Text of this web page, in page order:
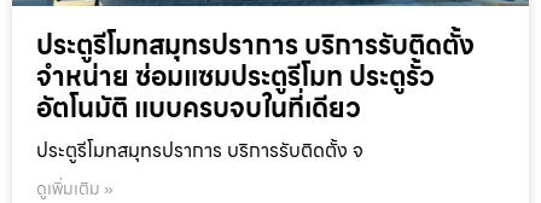
ประตูรีโมทสมุทรปราการ บริการรับติดตั้ง
จำหน่าย ซ่อมแซมประตูรีโมท ประตูรั้ว
อัตโนมัติ แบบครบจบในที่เดียว
ประตูรีโมทสมุทรปราการ บริการรับติดตั้ง จ
ดูเพิ่มเติม »